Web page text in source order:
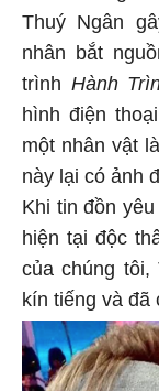
Thuý Ngân
nhân bắt
trình Hành
hình điện
một nhân vật
này lại có ảnh
Khi tin đồn
hiện tại độc
của chúng tôi,
kín tiếng và đã